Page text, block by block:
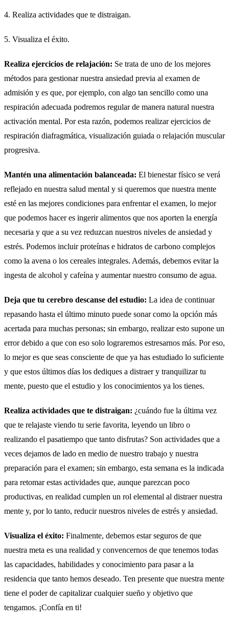
4. Realiza actividades que te distraigan.
5. Visualiza el éxito.
Realiza ejercicios de relajación: Se trata de uno de los mejores
métodos para gestionar nuestra ansiedad previa al examen de
admisión y es que, por ejemplo, con algo tan sencillo como una
respiración adecuada podremos regular de manera natural nuestra
activación mental. Por esta razón, podemos realizar ejercicios de
respiración diafragmática, visualización guiada o relajación muscular
progresiva.
Mantén una alimentación balanceada: El bienestar físico se verá
reflejado en nuestra salud mental y si queremos que nuestra mente
esté en las mejores condiciones para enfrentar el examen, lo mejor
que podemos hacer es ingerir alimentos que nos aporten la energía
necesaria y que a su vez reduzcan nuestros niveles de ansiedad y
estrés. Podemos incluir proteínas e hidratos de carbono complejos
como la avena o los cereales integrales. Además, debemos evitar la
ingesta de alcohol y cafeína y aumentar nuestro consumo de agua.
Deja que tu cerebro descanse del estudio: La idea de continuar
repasando hasta el último minuto puede sonar como la opción más
acertada para muchas personas; sin embargo, realizar esto supone un
error debido a que con eso solo lograremos estresarnos más. Por eso,
lo mejor es que seas consciente de que ya has estudiado lo suficiente
y que estos últimos días los dediques a distraer y tranquilizar tu
mente, puesto que el estudio y los conocimientos ya los tienes.
Realiza actividades que te distraigan: ¿cuándo fue la última vez
que te relajaste viendo tu serie favorita, leyendo un libro o
realizando el pasatiempo que tanto disfrutas? Son actividades que a
veces dejamos de lado en medio de nuestro trabajo y nuestra
preparación para el examen; sin embargo, esta semana es la indicada
para retomar estas actividades que, aunque parezcan poco
productivas, en realidad cumplen un rol elemental al distraer nuestra
mente y, por lo tanto, reducir nuestros niveles de estrés y ansiedad.
Visualiza el éxito: Finalmente, debemos estar seguros de que
nuestra meta es una realidad y convencernos de que tenemos todas
las capacidades, habilidades y conocimiento para pasar a la
residencia que tanto hemos deseado. Ten presente que nuestra mente
tiene el poder de capitalizar cualquier sueño y objetivo que
tengamos. ¡Confía en ti!